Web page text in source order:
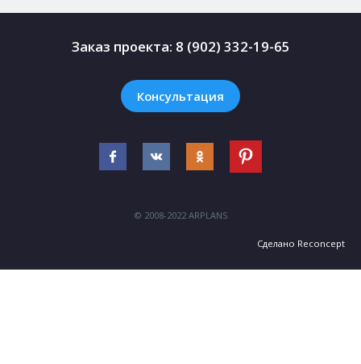
Заказ проекта: 8 (902) 332-19-65
Консультация
© 2008-2022 ARPLANS
Сделано Reconcept